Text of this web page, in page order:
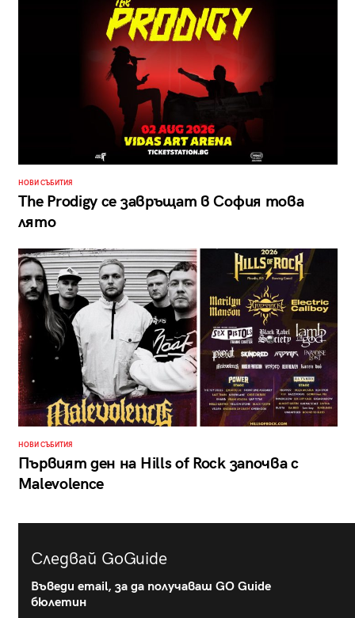
НОВИ СЪБИТИЯ
The Prodigy се завръщат в София това
лято
НОВИ СЪБИТИЯ
Първият ден на Hills of Rock започва с
Malevolence
Следвай GoGuide
Въведи email, за да получаваш GO Guide
бюлетин